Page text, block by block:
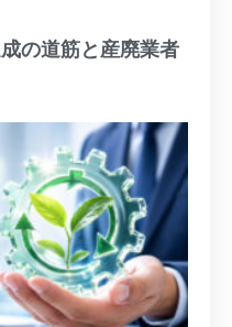
の道筋と産廃業者